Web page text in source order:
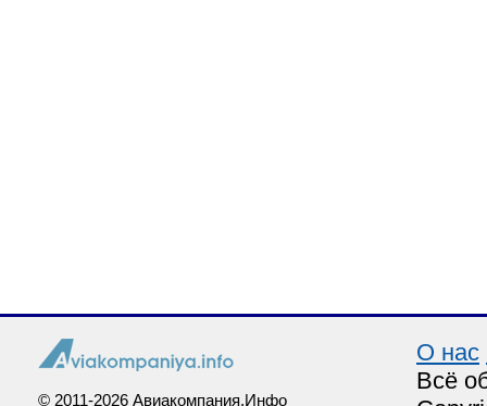
© 2011-2026 Авиакомпания.Инфо
О нас
Всё